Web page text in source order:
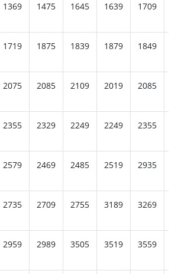
1369 1475 1645 1639 1709
1719 1875 1839 1879 1849
2075 2085 2109 2019 2085
2355 2329 2249 2249 2355
2579 2469 2485 2519 2935
2735 2709 2755 3189 3269
2959 2989 3505 3519 3559